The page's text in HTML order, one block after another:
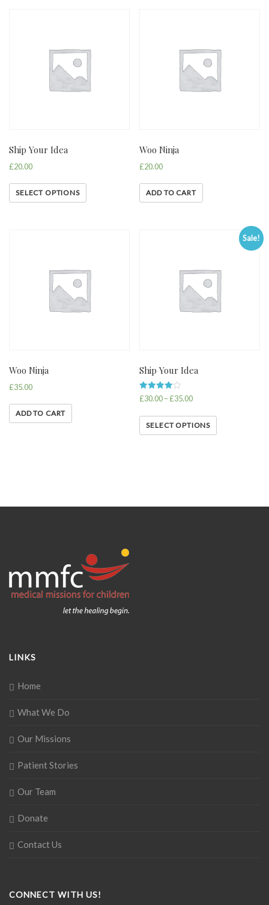
Ship Your Idea
£20.00
SELECT OPTIONS
Woo Ninja
£20.00
ADD TO CART
Woo Ninja
£35.00
ADD TO CART
Sale!
Ship Your Idea
Rated
4.00
£30.00–£35.00
SELECT OPTIONS
LINKS
Home
What We Do
Our Missions
Patient Stories
Our Team
Donate
Contact Us
CONNECT WITH US!